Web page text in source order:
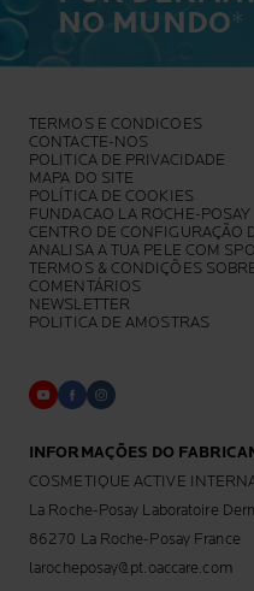
NO MUNDO*
TERMOS E CONDICOES
CONTACTE-NOS
POLITICA DE PRIVACIDADE
MAPA DO SITE
POLÍTICA DE COOKIES
FUNDACAO LA ROCHE-POSAY
CENTRO DE CONFIGURAÇÃO
ANALISA A TUA PELE COM
TERMOS & CONDIÇÕES
COMENTÁRIOS
NEWSLETTER
POLITICA DE AMOSTRAS
INFORMAÇÕES DO
COSMETIQUE ACTIVE
La Roche-Posay Laboratoire
86270 La Roche-Posay France
larocheposay@pt.oaccare.com